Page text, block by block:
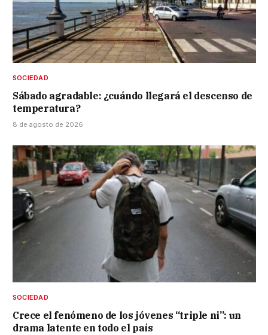
SOCIEDAD
Sábado agradable: ¿cuándo llegará el descenso de
temperatura?
8 de agosto de 2026
SOCIEDAD
Crece el fenómeno de los jóvenes “triple ni”: un
drama latente en todo el país